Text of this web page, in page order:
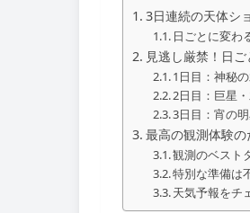
3日連続の天体シ
日ごとに変わ
見逃し厳禁！日
1日目：神秘
2日目：巨星
3日目：宵の
最高の観測体験
観測のベスト
特別な準備は
天気予報をチ